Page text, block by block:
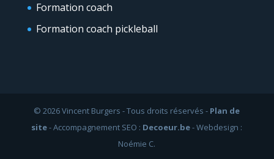
Formation coach
Formation coach pickleball
© 2026 Vincent Burgers - Tous droits réservés - Plan de
site- Accompagnement SEO : Decoeur.be- Webdesign :
Noémie C.